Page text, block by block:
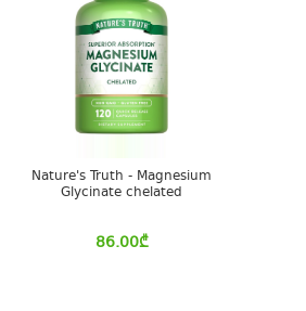
Nature's Truth - Magnesium
Glycinate chelated
86.00₾